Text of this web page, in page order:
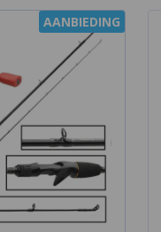
AANBIEDING